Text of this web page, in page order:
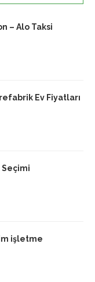
– Alo Taksi
Ev Fiyatları
işletme